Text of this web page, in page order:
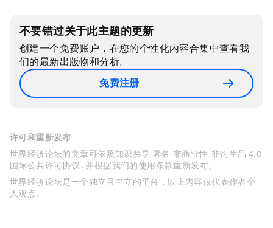
不要错过关于此主题的更新
创建一个免费账户，在您的个性化内容合集中查看我
们的最新出版物和分析。
免费注册
许可和重新发布
世界经济论坛的文章可依照知识共享 署名-非商业性-非衍生品 4.0
国际公共许可协议 , 并根据我们的使用条款重新发布。
世界经济论坛是一个独立且中立的平台，以上内容仅代表作者个
人观点。